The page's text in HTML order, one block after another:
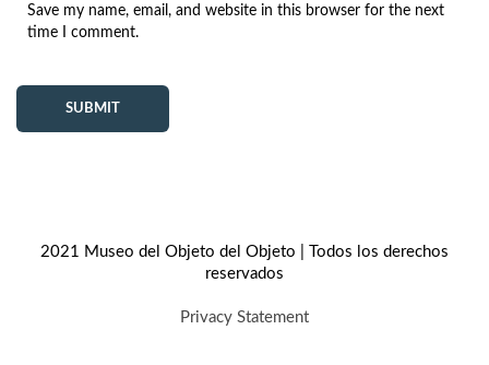
Save my name, email, and website in this browser for the next
time I comment.
2021 Museo del Objeto del Objeto | Todos los derechos
reservados
Privacy Statement